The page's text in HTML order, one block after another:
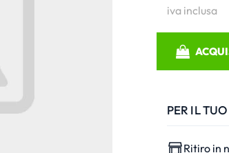
iva inclusa
PER IL
Ritiro in